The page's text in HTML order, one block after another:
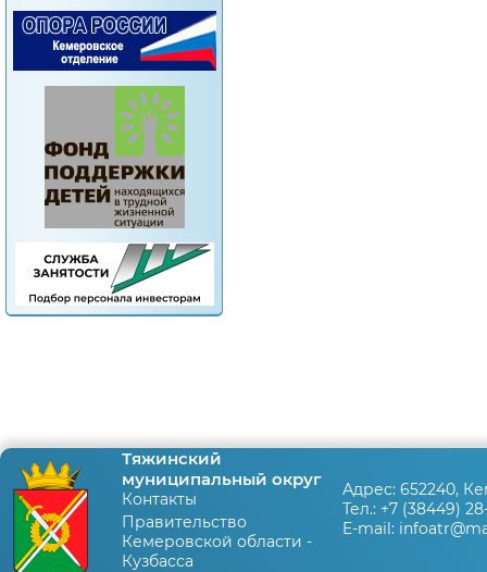
Тяжинский
муниципальный округ
Контакты
Правительство
Кемеровской области -
Кузбасса
Адрес: 652240,
Тел.: +7 (38449)
E-mail: